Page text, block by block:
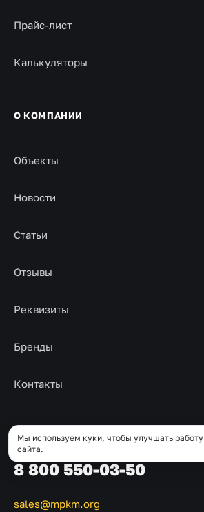
Прайс-лист
Калькуляторы
О КОМПАНИИ
Объекты
Новости
Статьи
Отзывы
Реквизиты
Бренды
Контакты
КОНТАКТЫ
8 800 550-03-50
sales@mpkm.org
Мы используем куки, чтобы улучшать работу
сайта.